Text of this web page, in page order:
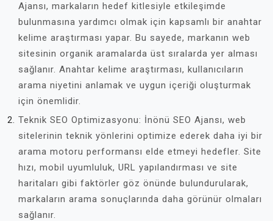
Ajansı, markaların hedef kitlesiyle etkileşimde
bulunmasına yardımcı olmak için kapsamlı bir anahtar
kelime araştırması yapar. Bu sayede, markanın web
sitesinin organik aramalarda üst sıralarda yer alması
sağlanır. Anahtar kelime araştırması, kullanıcıların
arama niyetini anlamak ve uygun içeriği oluşturmak
için önemlidir.
Teknik SEO Optimizasyonu: İnönü SEO Ajansı, web
sitelerinin teknik yönlerini optimize ederek daha iyi bir
arama motoru performansı elde etmeyi hedefler. Site
hızı, mobil uyumluluk, URL yapılandırması ve site
haritaları gibi faktörler göz önünde bulundurularak,
markaların arama sonuçlarında daha görünür olmaları
sağlanır.